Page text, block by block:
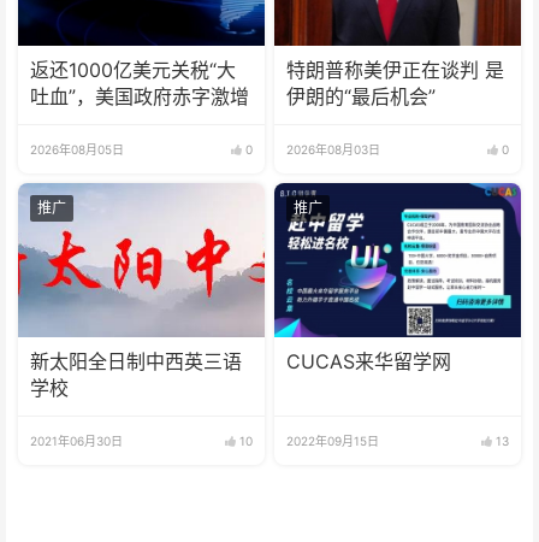
返还1000亿美元关税“大
吐血”，美国政府赤字激增
2026年08月05日 0
特朗普称美伊正在谈判 是
伊朗的“最后机会”
2026年08月03日 0
推广
新太阳全日制中西英三语
学校
2021年06月30日 10
推广
CUCAS来华留学网
2022年09月15日 13